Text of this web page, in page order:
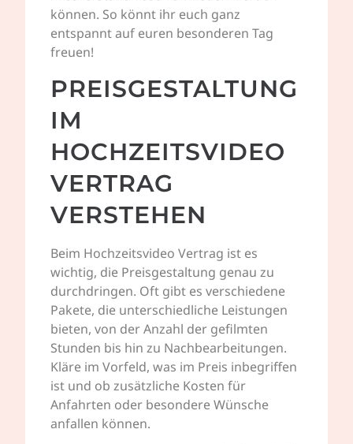
können. So könnt ihr euch ganz
entspannt auf euren besonderen Tag
freuen!
PREISGESTALTUNG
IM
HOCHZEITSVIDEO
VERTRAG
VERSTEHEN
Beim Hochzeitsvideo Vertrag ist es
wichtig, die Preisgestaltung genau zu
durchdringen. Oft gibt es verschiedene
Pakete, die unterschiedliche Leistungen
bieten, von der Anzahl der gefilmten
Stunden bis hin zu Nachbearbeitungen.
Kläre im Vorfeld, was im Preis inbegriffen
ist und ob zusätzliche Kosten für
Anfahrten oder besondere Wünsche
anfallen können.